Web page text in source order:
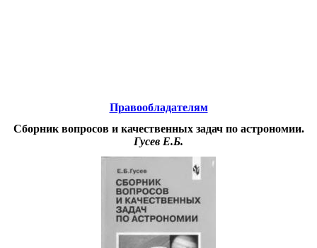
Правообладателям
Сборник вопросов и качественных задач по астрономии.
Гусев Е.Б.